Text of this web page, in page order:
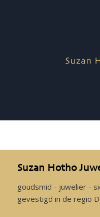
Suzan Hotho
goudsmid - juwelier -
gevestigd in de regio